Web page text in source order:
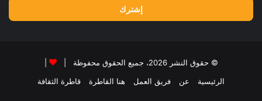
© حقوق النشر 2026، جميع الحقوق محفوظة |
الرئيسية
عن فريق العمل هنا القاطرة قاطرة الثقافة